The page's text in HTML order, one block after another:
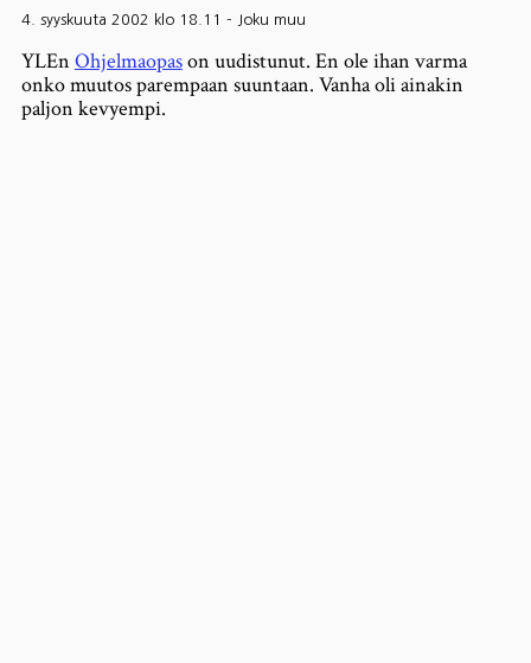
4. syyskuuta 2002 klo 18.11 - Joku muu
YLEn Ohjelmaopason uudistunut. En ole ihan varma
onko muutos parempaan suuntaan. Vanha oli ainakin
paljon kevyempi.